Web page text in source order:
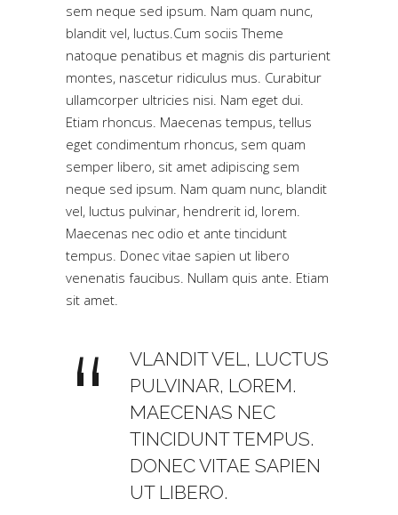
sem neque sed ipsum. Nam quam nunc,
blandit vel, luctus.Cum sociis Theme
natoque penatibus et magnis dis parturient
montes, nascetur ridiculus mus. Curabitur
ullamcorper ultricies nisi. Nam eget dui.
Etiam rhoncus. Maecenas tempus, tellus
eget condimentum rhoncus, sem quam
semper libero, sit amet adipiscing sem
neque sed ipsum. Nam quam nunc, blandit
vel, luctus pulvinar, hendrerit id, lorem.
Maecenas nec odio et ante tincidunt
tempus. Donec vitae sapien ut libero
venenatis faucibus. Nullam quis ante. Etiam
sit amet.
VLANDIT VEL, LUCTUS
PULVINAR, LOREM.
MAECENAS NEC
TINCIDUNT TEMPUS.
DONEC VITAE SAPIEN
UT LIBERO.